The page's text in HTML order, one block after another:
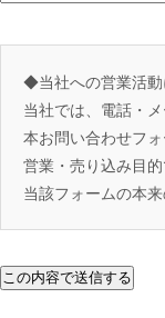
◆当社への営業活動
当社では、電話・
本お問い合わせフ
営業・売り込み目
当該フォームの本